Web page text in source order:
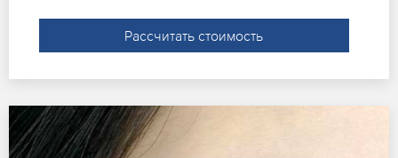
Рассчитать стоимость